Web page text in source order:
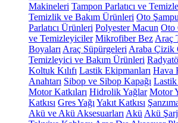
Makineleri Tampon Parlatıcı ve
Temizlik ve Bakım Ürünleri Oto
Parlatıcı Ürünleri Polyester Macun Oto
ve Temizleyiciler Mikrofiber Bez Araç
Boyaları Araç Süpürgeleri Araba Çizik
Temizleyici ve Bakım Ürünleri
Koltuk Kılıfı Lastik Ekipmanları Hava
Anahtarı Sibop ve Sibop Kapağı
Motor Katkıları Hidrolik Yağlar Motor
Katkısı Gres Yağı Yakıt Katkısı
Akü ve Akü Aksesuarları Akü Akü